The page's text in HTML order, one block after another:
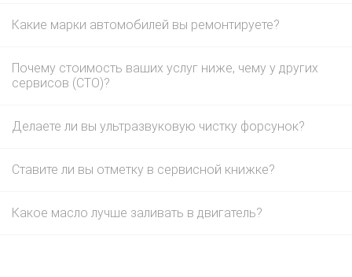
Какие марки автомобилей вы ремонтируете?
Почему стоимость ваших услуг ниже, чему у других
сервисов (СТО)?
Делаете ли вы ультразвуковую чистку форсунок?
Ставите ли вы отметку в сервисной книжке?
Какое масло лучше заливать в двигатель?